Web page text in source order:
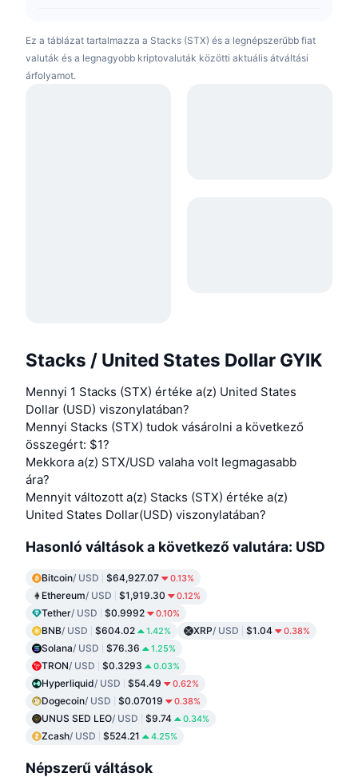
Ez a táblázat tartalmazza a Stacks (STX) és a legnépszerűbb fiat
valuták és a legnagyobb kriptovaluták közötti aktuális átváltási
árfolyamot.
Stacks / United States Dollar GYIK
Mennyi 1 Stacks (STX) értéke a(z) United States
Dollar (USD) viszonylatában?
Mennyi Stacks (STX) tudok vásárolni a következő
összegért: $1?
Mekkora a(z) STX/USD valaha volt legmagasabb
ára?
Mennyit változott a(z) Stacks (STX) értéke a(z)
United States Dollar(USD) viszonylatában?
Hasonló váltások a következő valutára: USD
Bitcoin/ USD $64,927.07 0.13%
Ethereum/ USD $1,919.30 0.12%
Tether/ USD $0.9992 0.10%
BNB/ USD $604.02 1.42% XRP/ USD $1.04 0.38%
Solana/ USD $76.36 1.25%
TRON/ USD $0.3293 0.03%
Hyperliquid/ USD $54.49 0.62%
Dogecoin/ USD $0.07019 0.38%
UNUS SED LEO/ USD $9.74 0.34%
Zcash/ USD $524.21 4.25%
Népszerű váltások